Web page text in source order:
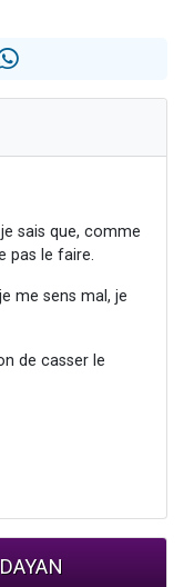
en groupe sur Zoom
Torah-Box Music
6 personnes viennent de nous rejoindre sur WhatsApp
sais que, comme
pas le faire.
me sens mal, je
de casser le